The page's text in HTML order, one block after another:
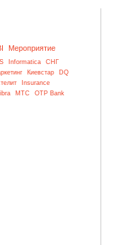
Мероприятие
Informatica
СНГ
Киевстар
DQ
Insurance
МТС
OTP Bank